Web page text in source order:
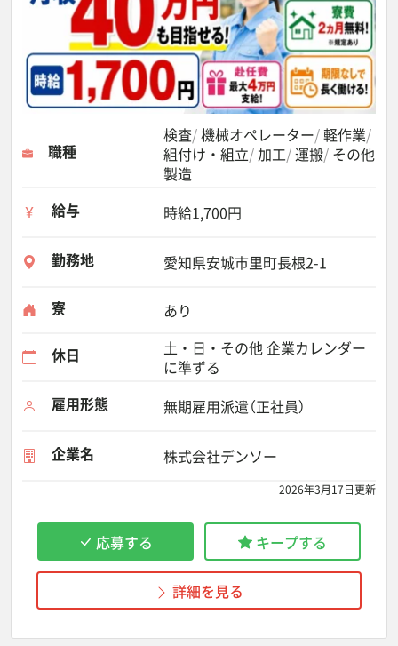
職種
検査 機械オペレーター 軽作業
組付け・組立 加工 運搬 その他
製造
給与
時給1,700円
勤務地 愛知県安城市里町長根2-1
寮 あり
休日
土・日・その他 企業カレンダー
に準ずる
雇用形態
無期雇用派遣（正社員）
企業名 株式会社デンソー
2026年3月17日更新
応募する キープする
詳細を見る